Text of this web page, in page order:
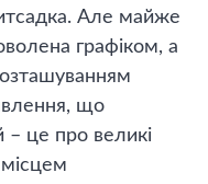
Але майже
графіком, а
що
– це про великі
місцем